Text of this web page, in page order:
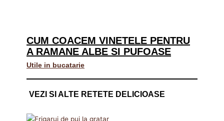
CUM COACEM VINETELE PENTRU
A RAMANE ALBE SI PUFOASE
Utile in bucatarie
VEZI SI ALTE RETETE DELICIOASE